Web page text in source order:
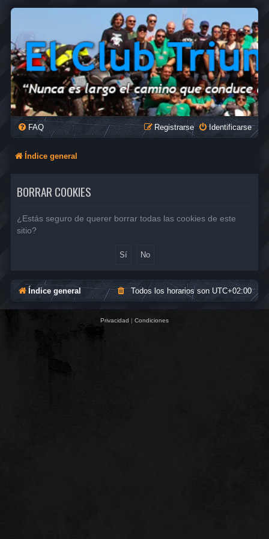
FAQ Identificarse
Registrarse
Índice general
BORRAR COOKIES
¿Estás seguro de querer borrar todas las cookies de este
sitio?
Índice general Todos los horarios sonUTC+02:00
Privacidad | Condiciones